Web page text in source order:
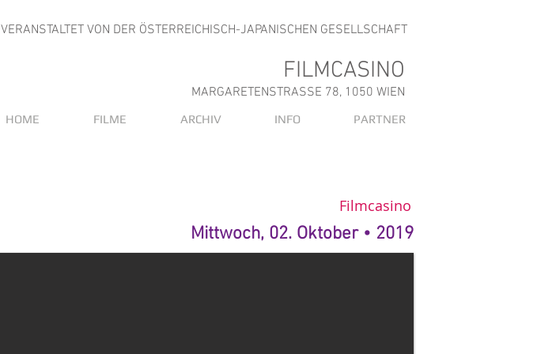
VERANSTALTET VON DER ÖSTERREICHISCH-JAPANISCHEN GESELLSCHAFT
FILMCASINO
MARGARETENSTRASSE 78, 1050 WIEN
HOME FILME ARCHIV INFO PARTNER
Mittwoch, 02. Oktober • 2019
Filmcasino